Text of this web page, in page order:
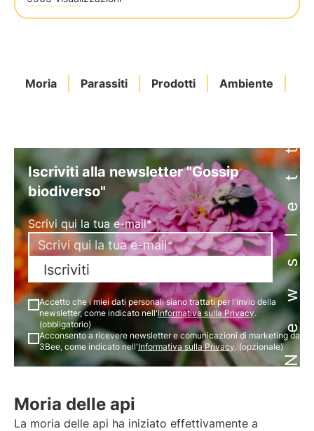
Moria Parassiti Prodotti Ambiente Newsletter
Iscriviti alla newsletter "Gossip
biodiverso"
Scrivi qui la tua e-mail*
Iscriviti
Accetto che i miei dati personali siano trattati per l'invio della
newsletter, come indicato nell'Informativa sulla Privacy.
(obbligatorio)
Acconsento a ricevere newsletter e comunicazioni di marketing da
3Bee, come indicato nell'Informativa sulla Privacy. (opzionale)
Moria delle api
La moria delle api ha iniziato effettivamente a